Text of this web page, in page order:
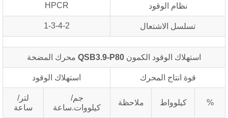
نظام الوقود HPCR
تسلسل الاشتعال 1-3-4-2
استهلاك الوقود الكمونQSB3.9-P80 محرك المضخة
قوة انتاج المحرك استهلاك الوقود
% كيلوواط ملاحظة
جم/
كيلووات.ساعة
لتر/
ساعة